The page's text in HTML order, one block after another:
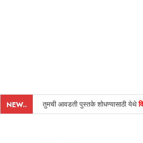
NEW.. तुमची आवडती पुस्तके शोधण्यासाठी येथे